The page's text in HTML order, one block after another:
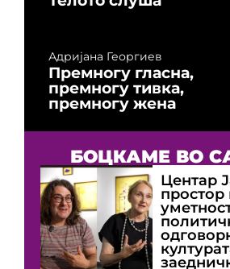
Адријана Георгиев
Премногу гласна,
премногу тивка,
премногу жена
БОЦКАМЕ ВО
Центар
простор